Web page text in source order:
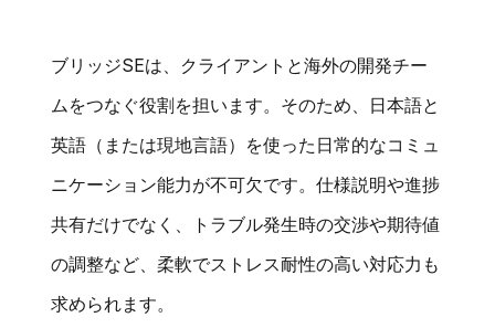
ブリッジSEは、クライアントと海外の開発チー
ムをつなぐ役割を担います。そのため、日本語と
英語（または現地言語）を使った日常的なコミュ
ニケーション能力が不可欠です。仕様説明や進捗
共有だけでなく、トラブル発生時の交渉や期待値
の調整など、柔軟でストレス耐性の高い対応力も
求められます。